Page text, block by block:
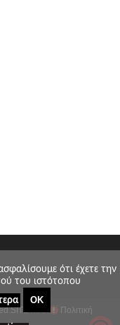
SITE MAP Πολιτική
ότι έχετε την
του ιστότοπου
ΟΚ